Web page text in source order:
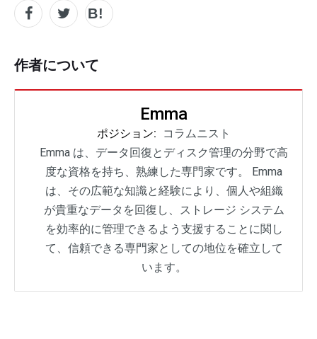
作者について
Emma
ポジション:
コラムニスト
Emma は、データ回復とディスク管理の分野で高
度な資格を持ち、熟練した専門家です。 Emma
は、その広範な知識と経験により、個人や組織
が貴重なデータを回復し、ストレージ システム
を効率的に管理できるよう支援することに関し
て、信頼できる専門家としての地位を確立して
います。